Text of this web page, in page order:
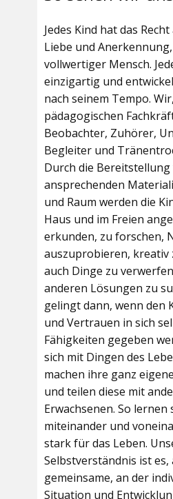
Jedes Kind hat das
Liebe und
vollwertiger Mensch.
einzigartig und
nach seinem Tempo.
pädagogischen
Beobachter, Zuhörer,
Begleiter und
Durch die Bereitstellung
ansprechenden
und Raum werden die
Haus und im Freien
erkunden, zu forschen,
auszuprobieren, kreativ
auch Dinge zu
anderen Lösungen zu
gelingt dann, wenn den
und Vertrauen in sich
Fähigkeiten gegeben
sich mit Dingen des
machen ihre ganz
und teilen diese mit
Erwachsenen. So lernen
miteinander und
stark für das Leben.
Selbstverständnis ist
gemeinsame, an der
Situation und